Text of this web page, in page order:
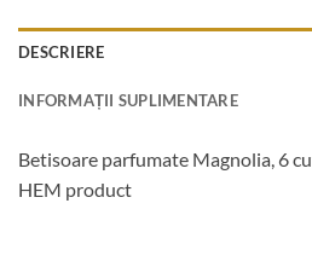
DESCRIERE
INFORMAȚII SUPLIMENTARE
Betisoare parfumate Magnolia, 6
HEM product